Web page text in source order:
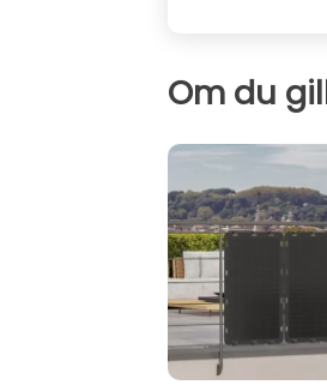
Om du